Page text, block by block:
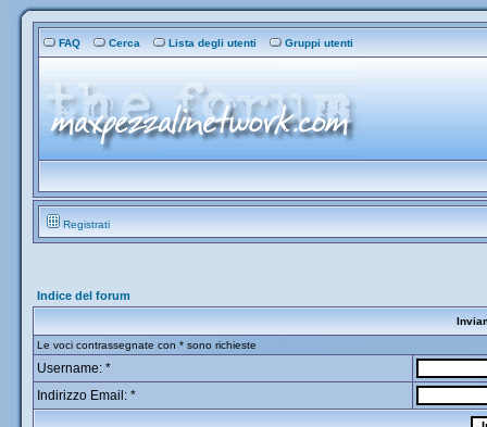
FAQ Cerca Lista degli utenti Gruppi utenti
Registrati
Indice del forum
Le voci contrassegnate con * sono richieste
Username: *
Indirizzo Email: *